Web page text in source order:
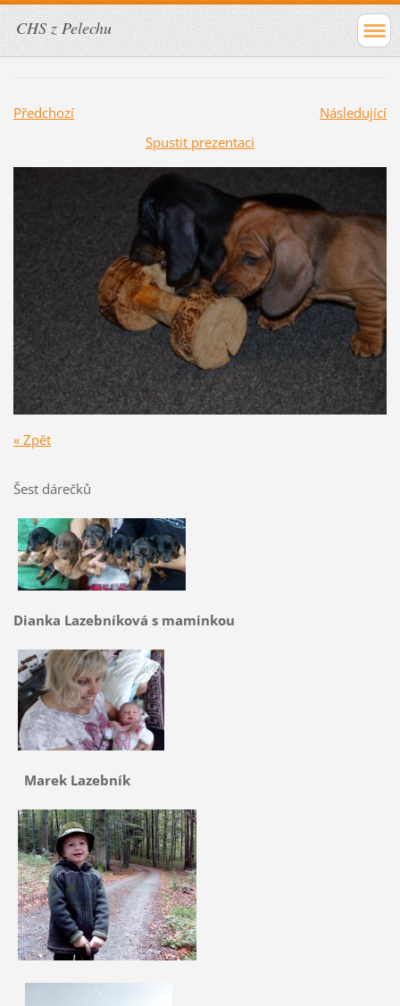
CHS z Pelechu
Předchozí
Následující
Spustit prezentaci
« Zpět
Šest dárečků
Dianka Lazebníková s maminkou
Marek Lazebník